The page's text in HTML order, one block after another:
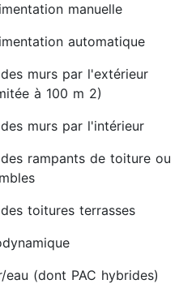
manuelle
automatique
murs par l'extérieur
à 100 m 2)
murs par l'intérieur
rampants de toiture ou
toitures terrasses
eau (dont PAC hybrides)